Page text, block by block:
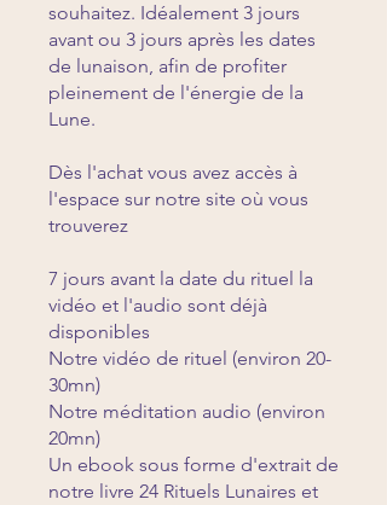
souhaitez. Idéalement 3 jours
avant ou 3 jours après les dates
de lunaison, afin de profiter
pleinement de l'énergie de la
Lune.
Dès l'achat vous avez accès à
l'espace sur notre site où vous
trouverez
7 jours avant la date du rituel la
vidéo et l'audio sont déjà
disponibles
Notre vidéo de rituel (environ 20-
30mn)
Notre méditation audio (environ
20mn)
Un ebook sous forme d'extrait de
notre livre 24 Rituels Lunaires et